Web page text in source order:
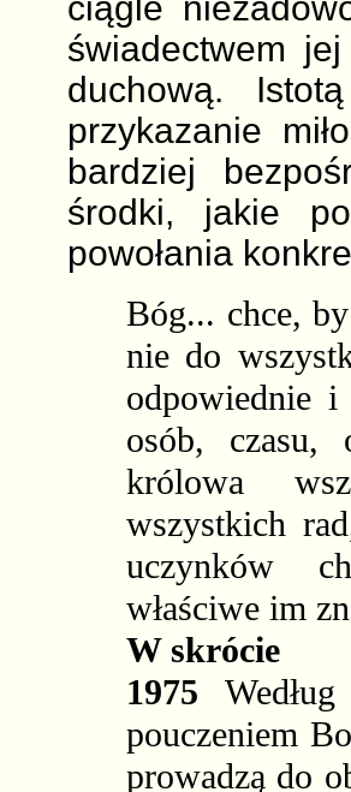
świadectwem
duchową.
przykazanie
bardziej
środki, jakie
powołania
Bóg... chce,
nie do
odpowiednie
osób, czasu,
królowa
wszystkich
uczynków
właściwe im
W skrócie
1975
pouczeniem
prowadzą do